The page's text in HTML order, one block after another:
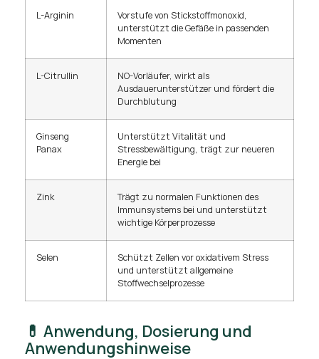
L-Arginin
Vorstufe von Stickstoffmonoxid,
unterstützt die Gefäße in passenden
Momenten
L-Citrullin
NO-Vorläufer, wirkt als
Ausdauerunterstützer und fördert die
Durchblutung
Ginseng
Panax
Unterstützt Vitalität und
Stressbewältigung, trägt zur neueren
Energie bei
Zink
Trägt zu normalen Funktionen des
Immunsystems bei und unterstützt
wichtige Körperprozesse
Selen
Schützt Zellen vor oxidativem Stress
und unterstützt allgemeine
Stoffwechselprozesse
💊 Anwendung, Dosierung und
Anwendungshinweise